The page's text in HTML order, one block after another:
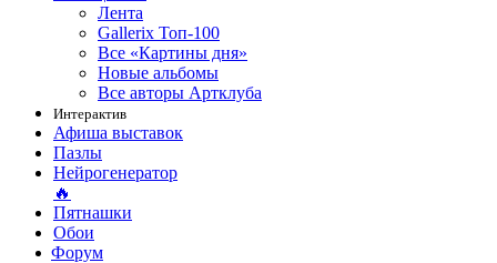
Лента
Gallerix Топ-100
Все «Картины дня»
Новые альбомы
Все авторы Артклуба
Интерактив
Афиша выставок
Пазлы
Нейрогенератор
🔥
Пятнашки
Обои
Форум